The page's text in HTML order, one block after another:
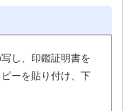
し、印鑑証明書を
ーを貼り付け、下